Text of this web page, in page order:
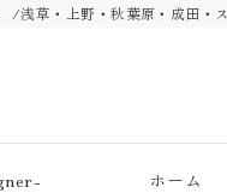
浅草・上野・秋葉原・成田・
ホーム